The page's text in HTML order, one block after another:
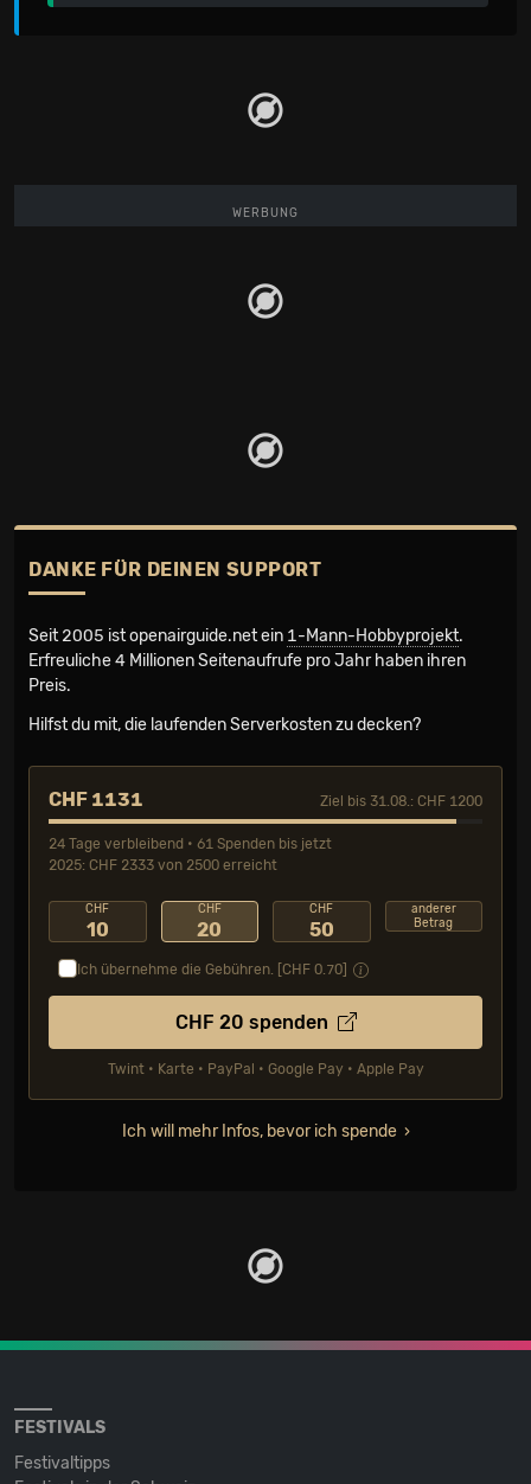
WERBUNG
DANKE FÜR DEINEN SUPPORT
Seit 2005 ist openairguide.net ein 1-Mann-Hobbyprojekt.
Erfreuliche 4 Millionen Seiten­aufrufe pro Jahr haben ihren
Preis.
Hilfst du mit, die laufenden Serverkosten zu decken?
CHF 1131 Ziel bis 31.08.: CHF 1200
24 Tage verbleibend • 61 Spenden bis jetzt
2025: CHF 2333 von 2500 erreicht
CHF
10
CHF
20
CHF
50
anderer
Betrag
Ich übernehme die Gebühren. [CHF 0.70
CHF 20 spenden
Twint • Karte • PayPal • Google Pay • Apple Pay
Ich will mehr Infos, bevor ich spende
FESTIVALS
Festivaltipps